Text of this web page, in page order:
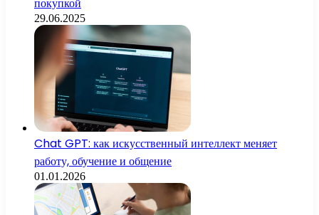
29.06.2025
Chat GPT: как искусственный интеллект меняет
работу, обучение и общение
01.01.2026